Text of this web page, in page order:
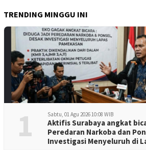
TRENDING MINGGU INI
1 Sabtu, 01 Agu 2026 10:08 WIB
Aktifis Surabaya angkat
Peredaran Narkoba dan
Investigasi Menyeluruh di